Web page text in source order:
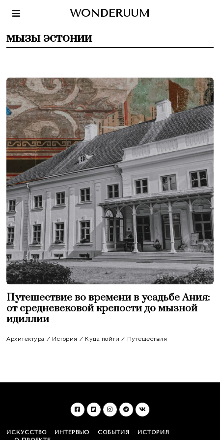
WONDERUUM
мызы эстонии
Путешествие во времени в усадьбе Ания:
от средневековой крепости до мызной
идиллии
Архитектура / История / Куда пойти / Путешествия
ИСКУССТВО ИНТЕРВЬЮ СОБЫТИЯ
ИСТОРИЯ